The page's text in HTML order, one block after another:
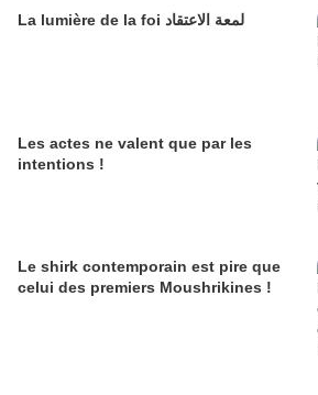
La lumière de la foi لمعة الاعتقاد
Les actes ne valent que par les
intentions !
Le shirk contemporain est pire que
celui des premiers Moushrikines !